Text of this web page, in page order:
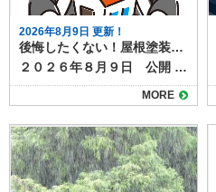
2026年8月9日 更新！
後悔したくない！屋根塗装の業者選びでありがちな失敗例と対策
２０２６年８月９日 公開 屋根塗装は高額な工事になることも多く、業者選びはとても重要です。 しかし、「しっかり調べたつもりだったのに…」「見積もりが安かったから決めたけど…」と、後悔してしまうケースも少なくありません。 今回は、屋根塗装の業者選びでよくある失敗例と、そうならないための対策についてご紹介します。 目次よくある失敗例①：金額だけで決めてしまったよくある失敗例②：実績や評判を確認しなかったよくある失敗例③：急かされ、よくわからないまま契約したよくある失敗例④：保証内容を確認していなかった納得の屋根塗装工事は、信頼できる業者選びから！ よくある失敗例①：金額だけで決めてしまった 「他社より10万円以上安かったから決めた」というように、費用だけで業者を選ぶと、必要な工程を省略されたり、品質の低い塗料が使われたりするケースがあります。 金額は大切な判断材料ですが、安さだけに飛びつくのはリスクも伴います。 ＜対策＞ 見積もりの内容を細かく確認し、価格だけでなく施工内容や保証、使用塗料などを比較しましょう。 2〜3社以上から相見積もりを取ることがおすすめです。 よくある失敗例②：実績や評判を確認しなかった 「近所で工事していると営業に来たから」「チラシを見たから」と、業者の実績や評判を調べずにとびついて契約してしまうと、後から「こんなはずじゃなかった」と感じることも。 施工後のトラブル対応が不十分だった、保証がなかったなどの声もよく聞かれます。 ＜対策＞ 施工事例や口コミ、Googleレビューなどを確認し、実績のある業者かどうかをチェックしましょう。ホームページやSNSでの発信も判断材料になります。近くで工事している業者の場合は、実際に施工した方に話をきくのも◎ よくある失敗例③：急かされ、よくわからないまま契約した 「今日契約すれば〇万円引きますよ！」というセールストークに流されたり、「とりあえず契約だけ！」「工事の日を押えるためにまずは契約を！」など、十分に検討できないまま契約してしまうケースもあります。 焦って決めてしまうと、確認が不十分になり、後悔につながる可能性が高まります。 ＜対策＞ 急かされても一度冷静になり、家族や第三者に相談する時間を確保しましょう。「その場で決めない」ことを意識すると失敗が防げます。 よくある失敗例④：保証内容を確認していなかった 施工後すぐに塗膜が剥がれたり、不具合が発生したときに「保証がなかった」「問い合わせても対応してくれない」といった問題が発覚することもあります。中には数年で施工店自体がなくなってしまっていることも。 耐久年数が１０年以上ある塗料の場合、お付き合いも長くなります。誠実な業者を選ぶのは、保証があるかどうかと並んで重要です。 ＜対策＞ 契約前に保証内容をしっかり確認し、口頭ではなく書面で取り交わしておくことが大切です。施工後のアフターフォロー体制も合わせて確認しましょう。 納得の屋根塗装工事は、信頼できる業者選びから！ 屋根塗装の失敗を防ぐためには、「価格」「実績」「口コミ」「保証内容」の4つをしっかりチェックすることがポイントです。 特に屋根塗装は見えにくい部分の工事となるため、信頼できる業者を選ぶことが何よりも大切です。地元で長年の実績がある専門業者であれば、地域の気候や建物の特徴を熟知しているため安心感もあります。 初めての屋根塗装でも、少しの注意と準備で失敗は防げます。焦らず、情報を集めて納得のいく業者選びを心がけましょう。 屋根塗装の事なら塗り達までお気軽にご相談ください！
MORE